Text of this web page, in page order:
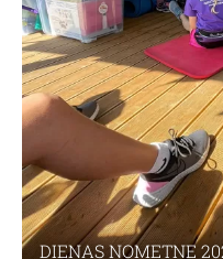
DIENAS NOMETNE